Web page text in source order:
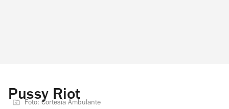
Pussy Riot
Foto: Cortesía Ambulante